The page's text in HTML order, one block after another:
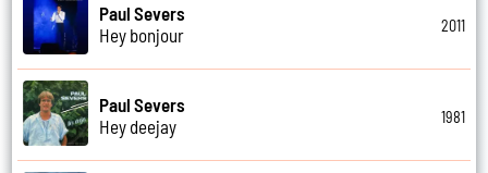
Paul Severs
Hey bonjour
2011
Paul Severs
Hey deejay
1981